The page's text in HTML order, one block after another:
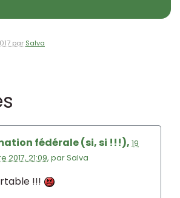
par Salva
fédérale (si, si !!!), 19
2017, 21:09, parSalva
!!!